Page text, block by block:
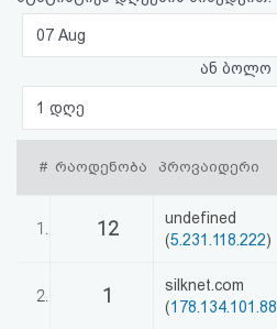
ავტორიზაცია
რეგისტრაცია
პაროლის
07 Aug
ან ბოლო
1 დღე
# რაოდენობა პროვაიდერი
1. 12
undefined
(5.231.118.222)
2. 1
silknet.com
(178.134.101.88